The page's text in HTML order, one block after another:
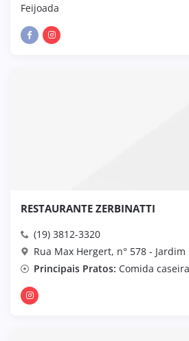
Feijoada
RESTAURANTE ZERBINATTI
(19) 3812-3320
Rua Max Hergert, n° 578 - Jardim
Principais Pratos: Comida caseira